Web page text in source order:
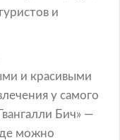
и
и красивыми
у самого
Бич» —
можно